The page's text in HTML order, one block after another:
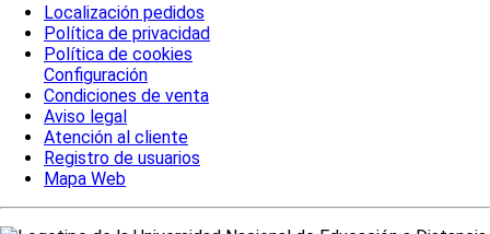
Localización pedidos
Política de privacidad
Política de cookies
Configuración
Condiciones de venta
Aviso legal
Atención al cliente
Registro de usuarios
Mapa Web